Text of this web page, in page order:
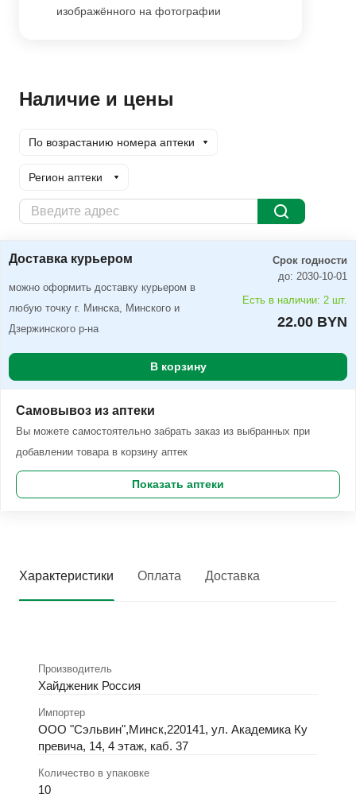
изображённого на фотографии
Наличие и цены
По возрастанию номера аптеки
Регион аптеки
Доставка курьером Заказать
Доставка курьером
можно оформить доставку курьером в
любую точку г. Минска, Минского и
Дзержинского р-на
Срок годности
до: 2030-10-01
Есть в наличии: 2 шт.
22.00 BYN
В корзину
Самовывоз из аптеки
Вы можете самостоятельно забрать заказ из выбранных при
добавлении товара в корзину аптек
Показать аптеки
Характеристики Оплата Доставка
Производитель
Хайдженик Россия
Импортер
ООО "Сэльвин",Минск,220141, ул. Академика Ку
превича, 14, 4 этаж, каб. 37
Количество в упаковке
10